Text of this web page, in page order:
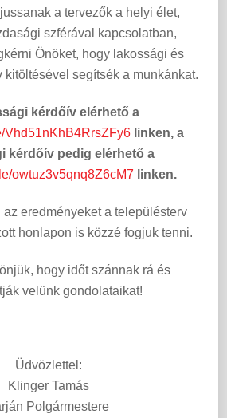
a tervezők a helyi élet,
szférával kapcsolatban,
Önöket, hogy lakossági és
kitöltésével segítsék a munkánkat.
kérdőív elérhető a
Vhd51nKhB4RrsZFy6 linken, a
kérdőív pedig elérhető a
owtuz3v5qnq8Z6cM7 linken.
eredményeket a településterv
honlapon is közzé fogjuk tenni.
hogy időt szánnak rá és
velünk gondolataikat!
Üdvözlettel:
Klinger Tamás
Polgármestere